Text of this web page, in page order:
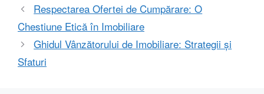
Respectarea Ofertei de Cumpărare: O
Chestiune Etică în Imobiliare
Ghidul Vânzătorului de Imobiliare: Strategii și
Sfaturi